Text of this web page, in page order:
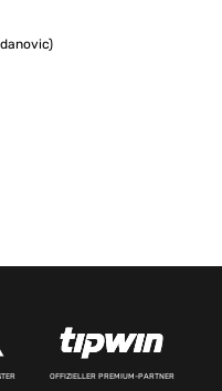
OFFIZIELLER PREMIUM-PARTNER